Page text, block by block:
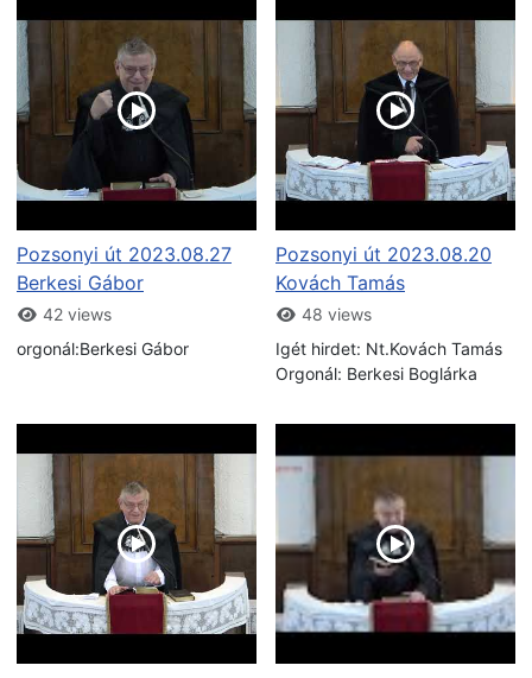
Pozsonyi út 2023.08.27
Berkesi Gábor
42 views
orgonál:Berkesi Gábor
Pozsonyi út 2023.08.20
Kovách Tamás
48 views
Igét hirdet: Nt.Kovách Tamás
Orgonál: Berkesi Boglárka